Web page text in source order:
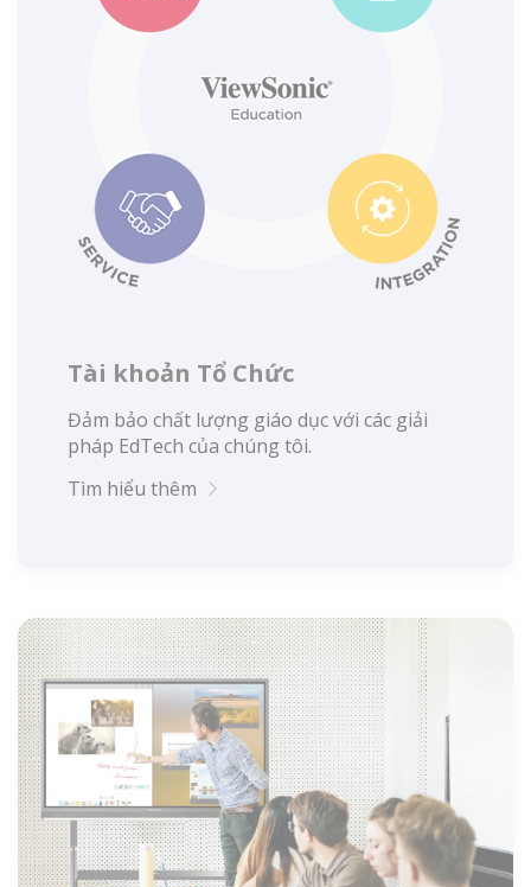
Tài khoản Tổ Chức
Đảm bảo chất lượng giáo dục với các giải
pháp EdTech của chúng tôi.
Tìm hiểu thêm